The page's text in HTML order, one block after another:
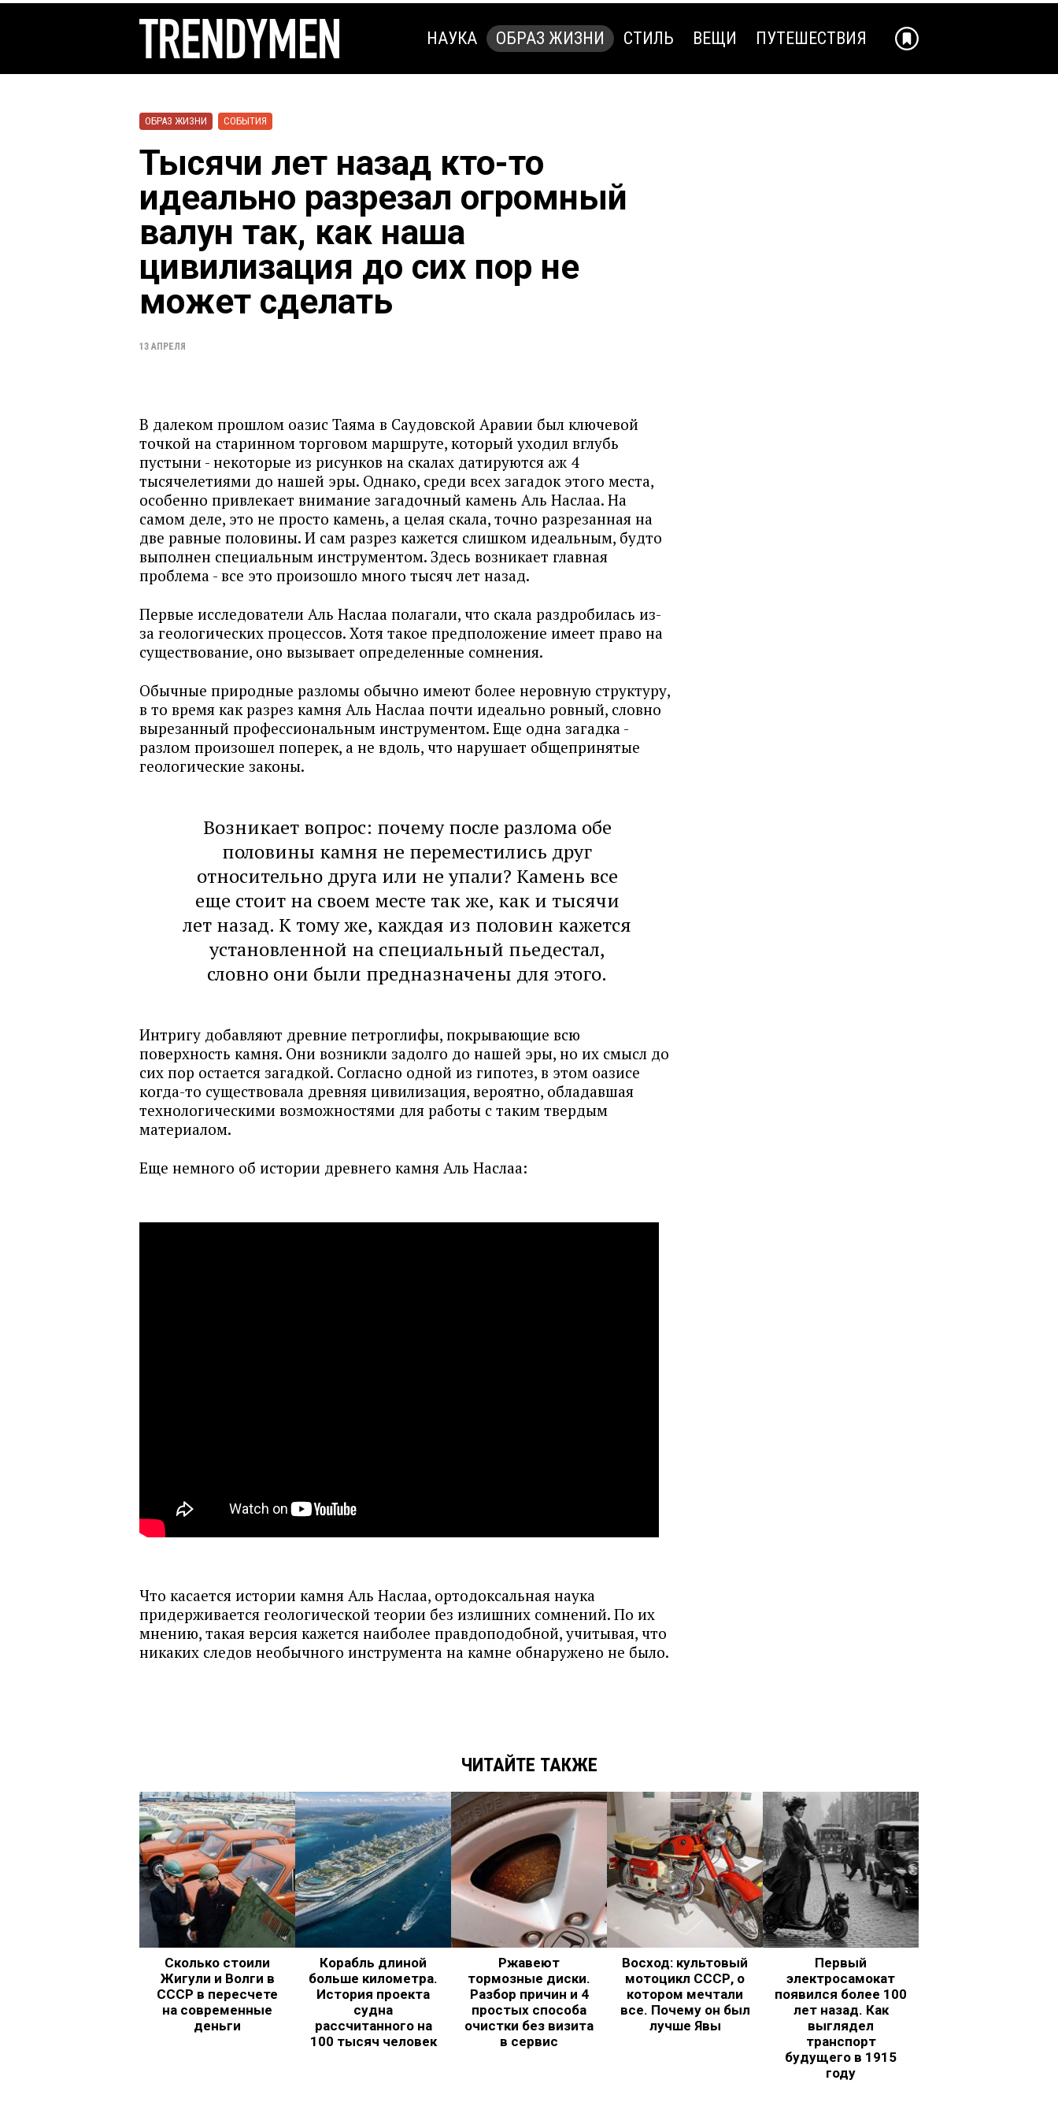
НАУКА ОБРАЗ ЖИЗНИ СТИЛЬ ВЕЩИ ПУТЕШЕСТВИЯ
ОБРАЗ ЖИЗНИ СОБЫТИЯ
Тысячи лет назад кто-то
идеально разрезал огромный
валун так, как наша
цивилизация до сих пор не
может сделать
13 АПРЕЛЯ
В далеком прошлом оазис Таяма в Саудовской Аравии был ключевой
точкой на старинном торговом маршруте, который уходил вглубь
пустыни - некоторые из рисунков на скалах датируются аж 4
тысячелетиями до нашей эры. Однако, среди всех загадок этого места,
особенно привлекает внимание загадочный камень Аль Наслаа. На
самом деле, это не просто камень, а целая скала, точно разрезанная на
две равные половины. И сам разрез кажется слишком идеальным, будто
выполнен специальным инструментом. Здесь возникает главная
проблема - все это произошло много тысяч лет назад.
Первые исследователи Аль Наслаа полагали, что скала раздробилась из-
за геологических процессов. Хотя такое предположение имеет право на
существование, оно вызывает определенные сомнения.
Обычные природные разломы обычно имеют более неровную структуру,
в то время как разрез камня Аль Наслаа почти идеально ровный, словно
вырезанный профессиональным инструментом. Еще одна загадка -
разлом произошел поперек, а не вдоль, что нарушает общепринятые
геологические законы.
Возникает вопрос: почему после разлома обе
половины камня не переместились друг
относительно друга или не упали? Камень все
еще стоит на своем месте так же, как и тысячи
лет назад. К тому же, каждая из половин кажется
установленной на специальный пьедестал,
словно они были предназначены для этого.
Интригу добавляют древние петроглифы, покрывающие всю
поверхность камня. Они возникли задолго до нашей эры, но их смысл до
сих пор остается загадкой. Согласно одной из гипотез, в этом оазисе
когда-то существовала древняя цивилизация, вероятно, обладавшая
технологическими возможностями для работы с таким твердым
материалом.
Еще немного об истории древнего камня Аль Наслаа:
Что касается истории камня Аль Наслаа, ортодоксальная наука
придерживается геологической теории без излишних сомнений. По их
мнению, такая версия кажется наиболее правдоподобной, учитывая, что
никаких следов необычного инструмента на камне обнаружено не было.
ЧИТАЙТЕ ТАКЖЕ
Сколько стоили
Жигули и Волги в
СССР в пересчете
на современные
деньги
Корабль длиной
больше километра.
История проекта
судна
рассчитанного на
100 тысяч человек
Ржавеют
тормозные диски.
Разбор причин и 4
простых способа
очистки без визита
в сервис
Восход: культовый
мотоцикл СССР, о
котором мечтали
все. Почему он был
лучше Явы
Первый
электросамокат
появился более 100
лет назад. Как
выглядел
транспорт
будущего в 1915
году